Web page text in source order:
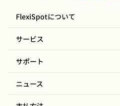
FlexiSpotについて
サービス
サポート
ニュース